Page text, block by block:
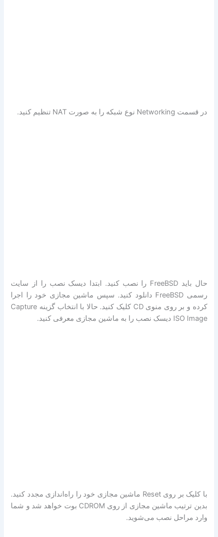
در قسمت Networking نوع شبکه را به صورت NAT تنظیم کنید.
حال باید FreeBSD را نصب کنید. ابتدا دیسک نصب را از سایت
رسمی FreeBSD دانلود کنید. سپس ماشین مجازی خود را اجرا
کرده و بر روی منوی CD کلیک کنید. حالا با انتخاب گزینه Capture
ISO Image دیسک نصب را به ماشین مجازی معرفی کنید.
با کلیک بر روی Reset ماشین مجازی خود را راه‌اندازی مجدد کنید.
بدین ترتیب ماشین مجازی از روی CDROM بوت خواهد شد و شما
وارد مراحل نصب می‌شوید.